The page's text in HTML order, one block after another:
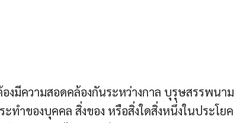
มีความสอดคล้องกันระหว่างกาล บุรุษสรรพนาม
ทำของบุคคล สิ่งของ หรือสิ่งใดสิ่งหนึ่งในประโยค